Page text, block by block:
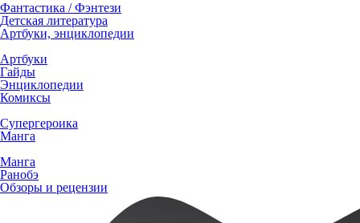
Фантастика / Фэнтези
Детская литература
Артбуки, энциклопедии
Артбуки
Гайды
Энциклопедии
Комиксы
Супергероика
Манга
Манга
Ранобэ
Обзоры и рецензии